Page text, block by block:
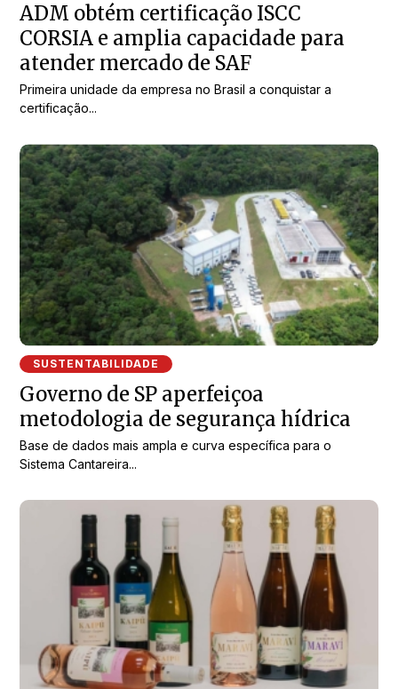
ADM obtém certificação ISCC
CORSIA e amplia capacidade para
atender mercado de SAF
Primeira unidade da empresa no Brasil a conquistar a
certificação...
SUSTENTABILIDADE
Governo de SP aperfeiçoa
metodologia de segurança hídrica
Base de dados mais ampla e curva específica para o
Sistema Cantareira...